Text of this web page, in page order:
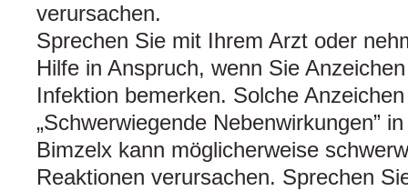
verursachen.
Sprechen Sie mit Ihrem Arzt oder
Hilfe in Anspruch, wenn Sie
Infektion bemerken. Solche
„Schwerwiegende Nebenwirkungen”
Bimzelx kann möglicherweise
Reaktionen verursachen. Sprechen